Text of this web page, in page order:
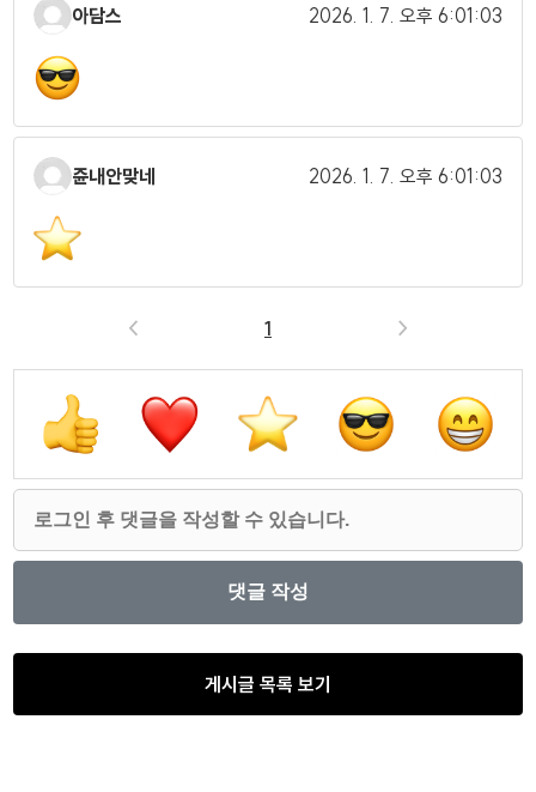
아담스 2026. 1. 7. 오후 6:01:03
쥰내안맞네 2026. 1. 7. 오후 6:01:03
< 1 >
게시글 목록 보기